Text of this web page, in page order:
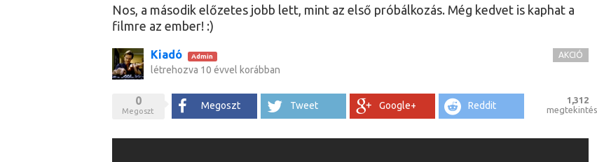
Nos, a második előzetes jobb lett, mint az első próbálkozás. Még kedvet is kaphat a
filmre az ember! :)
Kiadó Admin
létrehozva 10 évvel korábban
AKCIÓ
0
Megoszt Megoszt Tweet Google+ Reddit
1,312
megtekintés